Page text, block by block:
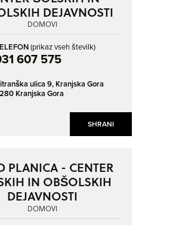
SHRANI
DEJAVNOSTI
DOMOVI
(prikaz vseh številk)
607 575
ulica 9, Kranjska Gora
Kranjska Gora
PLANICA - CENTER
IN OBŠOLSKIH
DEJAVNOSTI
DOMOVI